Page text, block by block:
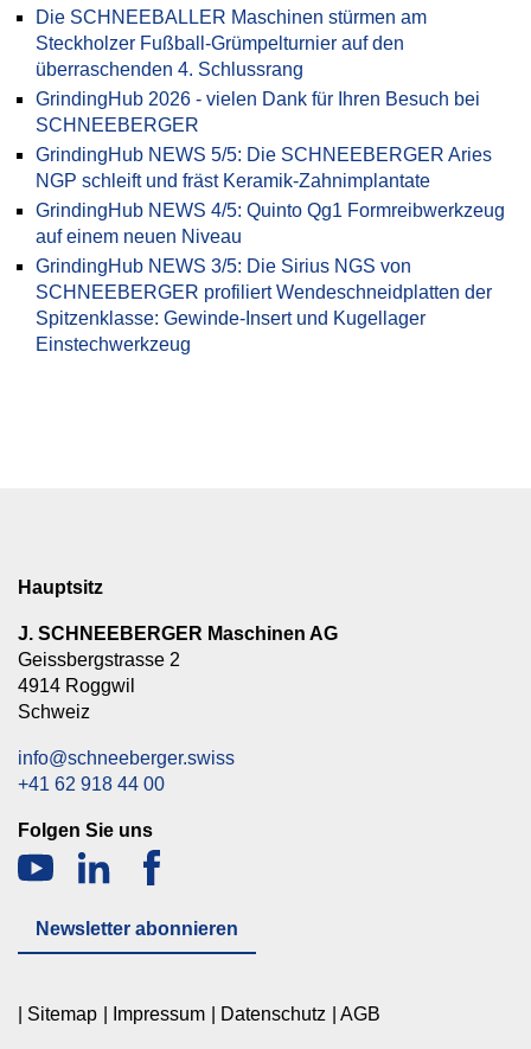
Die SCHNEEBALLER Maschinen stürmen am
Steckholzer Fußball-Grümpelturnier auf den
überraschenden 4. Schlussrang
GrindingHub 2026 - vielen Dank für Ihren Besuch bei
SCHNEEBERGER
GrindingHub NEWS 5/5: Die SCHNEEBERGER Aries
NGP schleift und fräst Keramik-Zahnimplantate
GrindingHub NEWS 4/5: Quinto Qg1 Formreibwerkzeug
auf einem neuen Niveau
GrindingHub NEWS 3/5: Die Sirius NGS von
SCHNEEBERGER profiliert Wendeschneidplatten der
Spitzenklasse: Gewinde-Insert und Kugellager
Einstechwerkzeug
Hauptsitz
J. SCHNEEBERGER Maschinen AG
Geissbergstrasse 2
4914 Roggwil
Schweiz
info@schneeberger.swiss
+41 62 918 44 00
Folgen Sie uns
Newsletter abonnieren
Sitemap Impressum Datenschutz AGB